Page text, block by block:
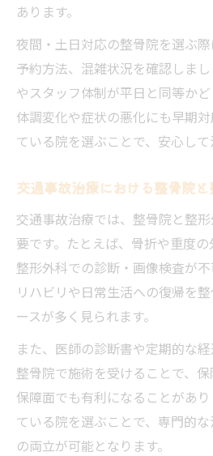
あります。
夜間・土日対応の整骨院を選ぶ
予約方法、混雑状況を確認しま
やスタッフ体制が平日と同等か
体調変化や症状の悪化にも早期
ている院を選ぶことで、安心して
交通事故治療における整骨院
交通事故治療では、整骨院と整
要です。たとえば、骨折や重度
整形外科での診断・画像検査が
リハビリや日常生活への復帰を
ースが多く見られます。
また、医師の診断書や定期的な
整骨院で施術を受けることで、
保障面でも有利になることがあ
ている院を選ぶことで、専門的
の両立が可能となります。